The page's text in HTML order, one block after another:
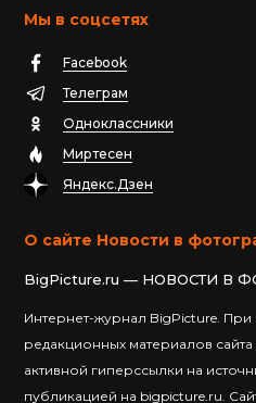
Мы в соцсетях
Facebook
Телеграм
Одноклассники
Миртесен
Яндекс.Дзен
О сайте Новости в
BigPicture.ru — НОВОСТИ В
Интернет-журнал BigPicture.
редакционных материалов
активной гиперссылки на
публикацией на bigpicture.ru.